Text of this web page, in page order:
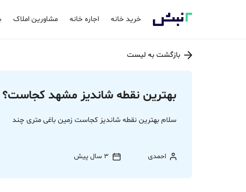
خرید خانه اجاره خانه مشاورین املاک
بازگشت به لیست
بهترین نقطه شاندیز مشهد کجاست؟
سلام بهترین نقطه شاندیز کجاست زمین باغی متری چند
احمدی 3 سال پیش